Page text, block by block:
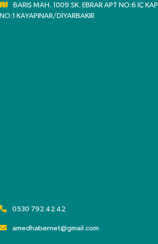
BARIŞ MAH. 1009.SK. EBRAR APT NO:6 İÇ KAPI
NO:1 KAYAPINAR/DİYARBAKIR
0530 792 42 42
amedhabernet@gmail.com